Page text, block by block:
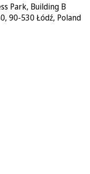
Park, Building B
90-530 Łódź, Poland